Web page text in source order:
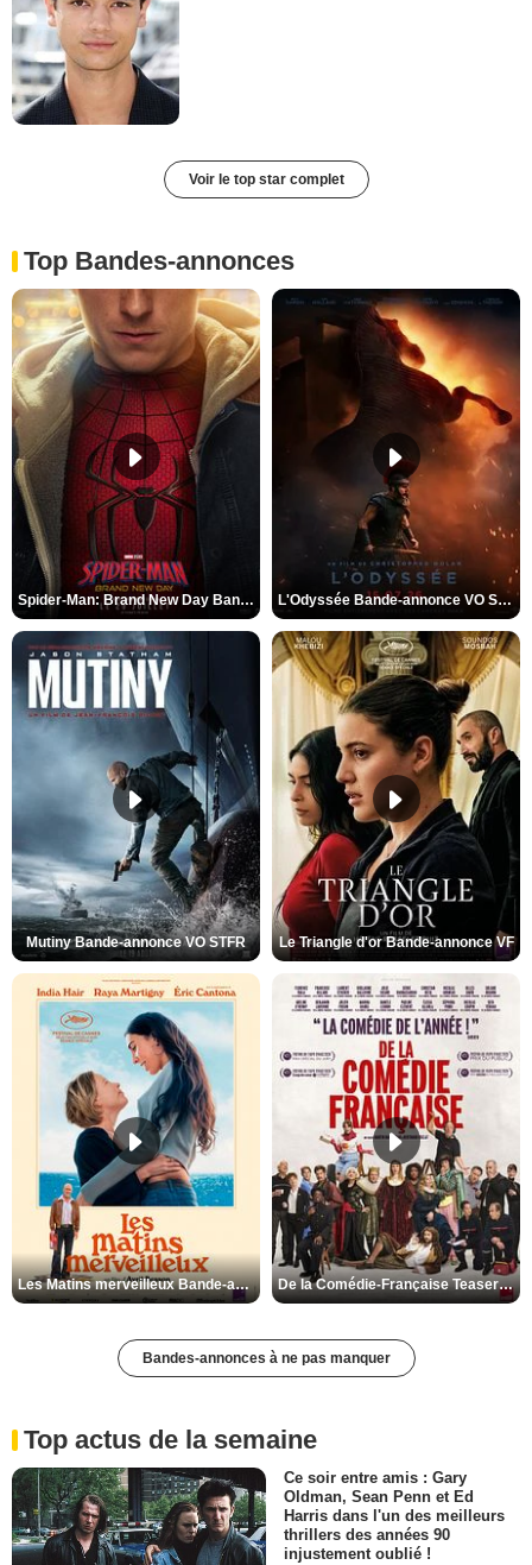
Voir le top star complet
Top Bandes-annonces
Spider-Man: Brand New Day Bande-annonce VO STFR L'Odyssée Bande-annonce VO STFR
Mutiny Bande-annonce VO STFR Le Triangle d'or Bande-annonce VF
Les Matins merveilleux Bande-annonce VF De la Comédie-Française Teaser VF
Bandes-annonces à ne pas manquer
Top actus de la semaine
Ce soir entre amis : Gary
Oldman, Sean Penn et Ed
Harris dans l'un des meilleurs
thrillers des années 90
injustement oublié !